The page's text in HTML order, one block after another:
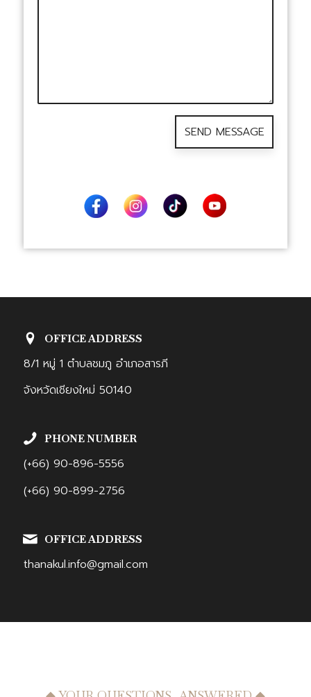
OFFICE ADDRESS
8/1 หมู่ 1 ตำบลชมภู อำเภอสารภี
จังหวัดเชียงใหม่ 50140
PHONE NUMBER
(+66) 90-896-5556
(+66) 90-899-2756
OFFICE ADDRESS
thanakul.info@gmail.com